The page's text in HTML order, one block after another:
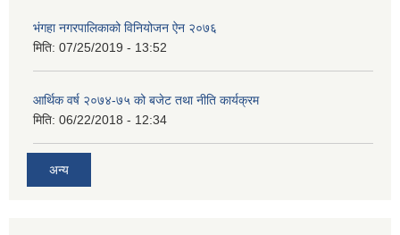
भंगहा नगरपालिकाको विनियोजन ऐन २०७६
मिति: 07/25/2019 - 13:52
आर्थिक वर्ष २०७४-७५ को बजेट तथा नीति कार्यक्रम
मिति: 06/22/2018 - 12:34
अन्य